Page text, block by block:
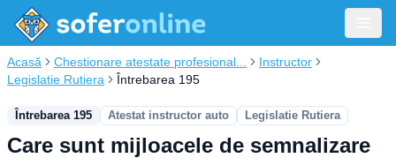
Acasă Chestionare atestate profesional...
Instructor
Legislatie Rutiera
Întrebarea 195
Întrebarea 195 Atestat instructor auto Legislatie Rutiera
Care sunt mijloacele de semnalizare